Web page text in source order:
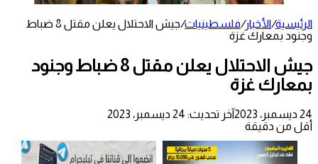
الرئيسية/الأخبار/فلسطينيات/
جيش الاحتلال يعلن مقتل 8 ضباط
وجنود بمعارك غزة
جيش الاحتلال يعلن مقتل 8 ضباط وجنود
بمعارك غزة
24 ديسمبر، 2023
آخر تحديث: 24 ديسمبر، 2023
أقل من دقيقة